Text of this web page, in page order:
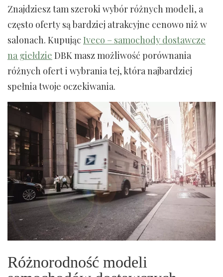
Znajdziesz tam szeroki wybór różnych modeli, a
często oferty są bardziej atrakcyjne cenowo niż w
salonach. Kupując Iveco – samochody dostawcze
na giełdzie DBK masz możliwość porównania
różnych ofert i wybrania tej, która najbardziej
spełnia twoje oczekiwania.
Różnorodność modeli